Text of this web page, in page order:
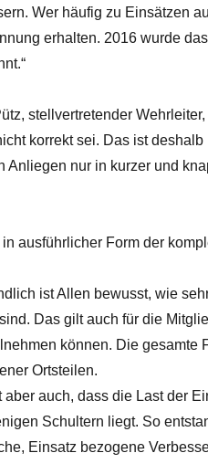
Wer häufig zu Einsätzen
erhalten. 2016 wurde
stellvertretender
korrekt sei. Das ist
Anliegen nur in kurzer und
ausführlicher Form der
ist Allen bewusst, wie
Das gilt auch für die
können. Die gesamte
Ortsteilen.
aber auch, dass die Last der
Schultern liegt. So
Einsatz bezogene